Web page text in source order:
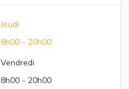
Jeudi
8h00 - 20h00
Vendredi
8h00 - 20h00